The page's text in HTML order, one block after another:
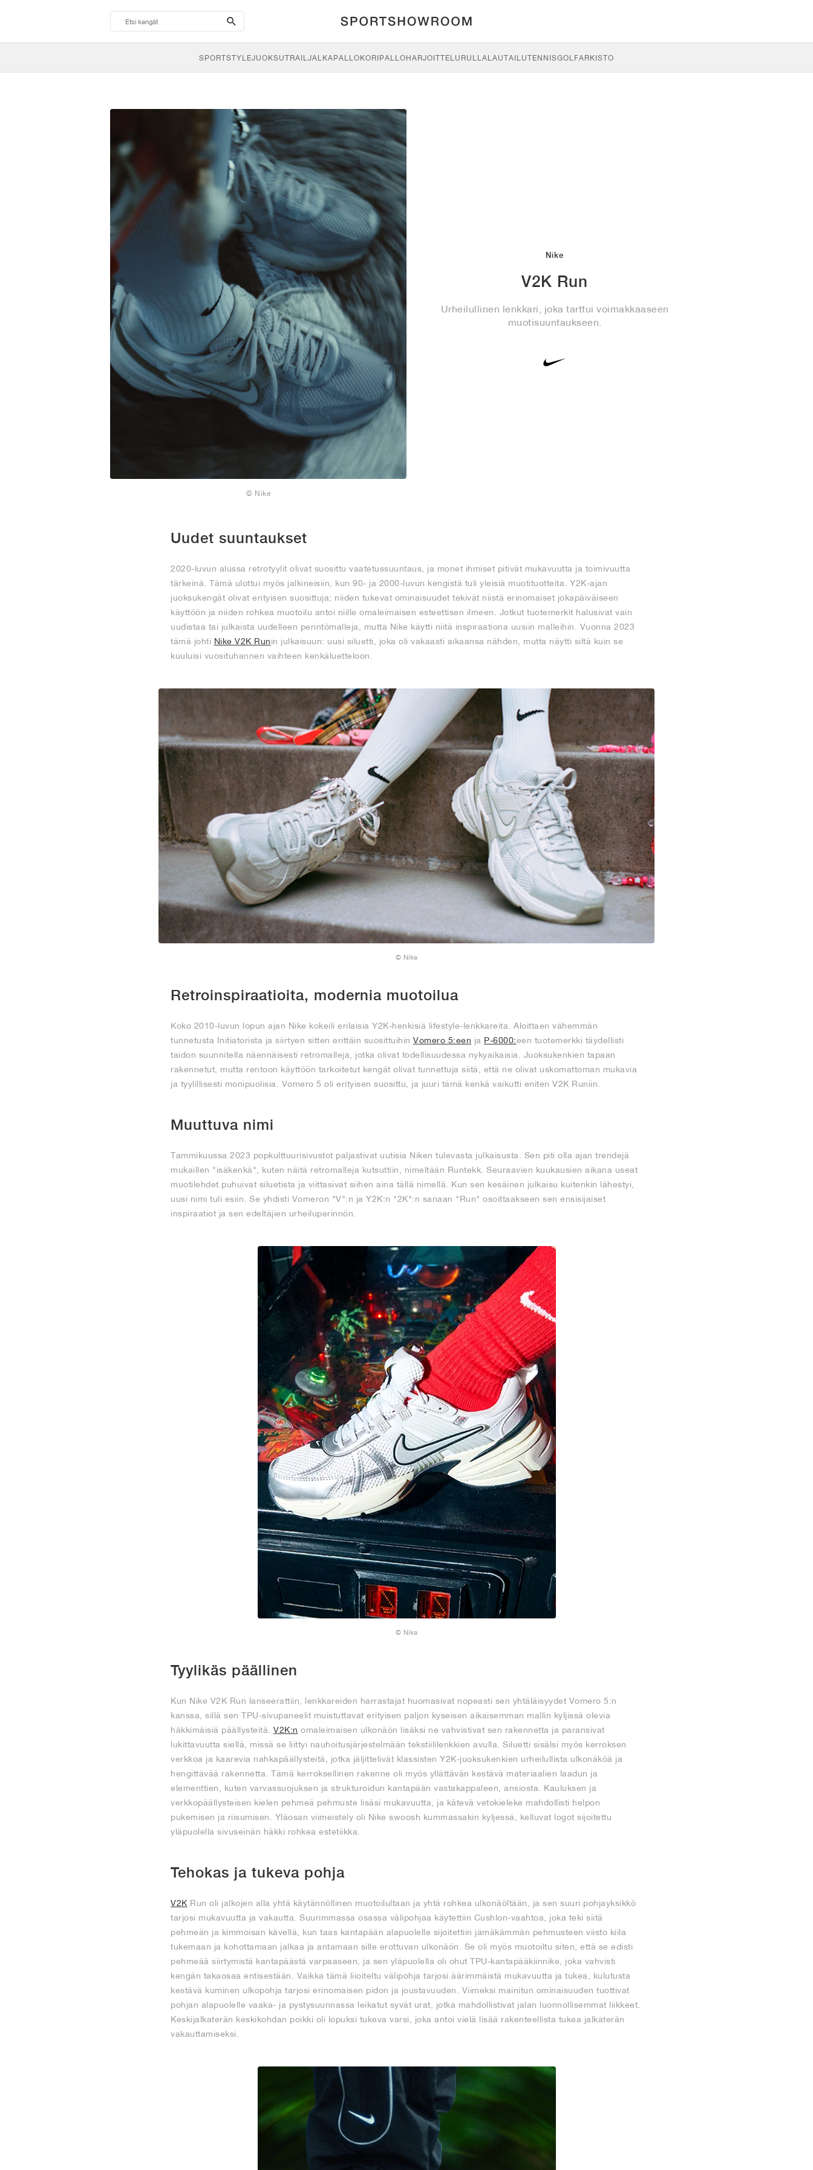
search-
btn
SPORTSTYLEJUOKSUTRAILJALKAPALLOKORIPALLOHARJOITTELU RULLALAUTAILUTENNISGOLFARKISTO
Nike
V2K Run
Urheilullinen lenkkari, joka tarttui voimakkaaseen
muotisuuntaukseen.
© Nike
Uudet suuntaukset
2020-luvun alussa retrotyylit olivat suosittu vaatetussuuntaus, ja monet ihmiset pitivät mukavuutta ja toimivuutta
tärkeinä. Tämä ulottui myös jalkineisiin, kun 90- ja 2000-luvun kengistä tuli yleisiä muotituotteita. Y2K-ajan
juoksukengät olivat erityisen suosittuja; niiden tukevat ominaisuudet tekivät niistä erinomaiset jokapäiväiseen
käyttöön ja niiden rohkea muotoilu antoi niille omaleimaisen esteettisen ilmeen. Jotkut tuotemerkit halusivat vain
uudistaa tai julkaista uudelleen perintömalleja, mutta Nike käytti niitä inspiraationa uusiin malleihin. Vuonna 2023
tämä johti Nike V2K Runin julkaisuun: uusi siluetti, joka oli vakaasti aikaansa nähden, mutta näytti siltä kuin se
kuuluisi vuosituhannen vaihteen kenkäluetteloon.
© Nike
Retroinspiraatioita, modernia muotoilua
Koko 2010-luvun lopun ajan Nike kokeili erilaisia Y2K-henkisiä lifestyle-lenkkareita. Aloittaen vähemmän
tunnetusta Initiatorista ja siirtyen sitten erittäin suosittuihin Vomero 5:een ja P-6000:een tuotemerkki täydellisti
taidon suunnitella näennäisesti retromalleja, jotka olivat todellisuudessa nykyaikaisia. Juoksukenkien tapaan
rakennetut, mutta rentoon käyttöön tarkoitetut kengät olivat tunnettuja siitä, että ne olivat uskomattoman mukavia
ja tyylillisesti monipuolisia. Vomero 5 oli erityisen suosittu, ja juuri tämä kenkä vaikutti eniten V2K Runiin.
Muuttuva nimi
Tammikuussa 2023 popkulttuurisivustot paljastivat uutisia Niken tulevasta julkaisusta. Sen piti olla ajan trendejä
mukaillen "isäkenkä", kuten näitä retromalleja kutsuttiin, nimeltään Runtekk. Seuraavien kuukausien aikana useat
muotilehdet puhuivat siluetista ja viittasivat siihen aina tällä nimellä. Kun sen kesäinen julkaisu kuitenkin lähestyi,
uusi nimi tuli esiin. Se yhdisti Vomeron "V":n ja Y2K:n "2K":n sanaan "Run" osoittaakseen sen ensisijaiset
inspiraatiot ja sen edeltäjien urheiluperinnön.
© Nike
Tyylikäs päällinen
Kun Nike V2K Run lanseerattiin, lenkkareiden harrastajat huomasivat nopeasti sen yhtäläisyydet Vomero 5:n
kanssa, sillä sen TPU-sivupaneelit muistuttavat erityisen paljon kyseisen aikaisemman mallin kyljissä olevia
häkkimäisiä päällysteitä. V2K:n omaleimaisen ulkonäön lisäksi ne vahvistivat sen rakennetta ja paransivat
lukittavuutta siellä, missä se liittyi nauhoitusjärjestelmään tekstiililenkkien avulla. Siluetti sisälsi myös kerroksen
verkkoa ja kaarevia nahkapäällysteitä, jotka jäljittelivät klassisten Y2K-juoksukenkien urheilullista ulkonäköä ja
hengittävää rakennetta. Tämä kerroksellinen rakenne oli myös yllättävän kestävä materiaalien laadun ja
elementtien, kuten varvassuojuksen ja strukturoidun kantapään vastakappaleen, ansiosta. Kauluksen ja
verkkopäällysteisen kielen pehmeä pehmuste lisäsi mukavuutta, ja kätevä vetokieleke mahdollisti helpon
pukemisen ja riisumisen. Yläosan viimeistely oli Nike swoosh kummassakin kyljessä, kelluvat logot sijoitettu
yläpuolella sivuseinän häkki rohkea estetiikka.
Tehokas ja tukeva pohja
V2K Run oli jalkojen alla yhtä käytännöllinen muotoilultaan ja yhtä rohkea ulkonäöltään, ja sen suuri pohjayksikkö
tarjosi mukavuutta ja vakautta. Suurimmassa osassa välipohjaa käytettiin Cushlon-vaahtoa, joka teki siitä
pehmeän ja kimmoisan kävellä, kun taas kantapään alapuolelle sijoitettiin jämäkämmän pehmusteen viisto kiila
tukemaan ja kohottamaan jalkaa ja antamaan sille erottuvan ulkonäön. Se oli myös muotoiltu siten, että se edisti
pehmeää siirtymistä kantapäästä varpaaseen, ja sen yläpuolella oli ohut TPU-kantapääkiinnike, joka vahvisti
kengän takaosaa entisestään. Vaikka tämä liioiteltu välipohja tarjosi äärimmäistä mukavuutta ja tukea, kulutusta
kestävä kuminen ulkopohja tarjosi erinomaisen pidon ja joustavuuden. Viimeksi mainitun ominaisuuden tuottivat
pohjan alapuolelle vaaka- ja pystysuunnassa leikatut syvät urat, jotka mahdollistivat jalan luonnollisemmat liikkeet.
Keskijalkaterän keskikohdan poikki oli lopuksi tukeva varsi, joka antoi vielä lisää rakenteellista tukea jalkaterän
vakauttamiseksi.